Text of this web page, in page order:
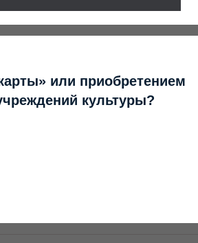
или приобретением
культуры?